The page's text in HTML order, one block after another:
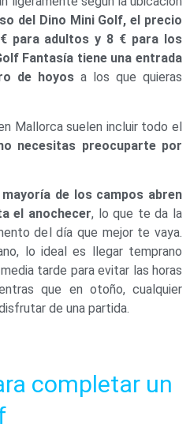
del Dino Mini Golf, el precio
para adultos y 8 € para los
Fantasía tiene una entrada
de hoyos a los que quieras
Mallorca suelen incluir todo el
necesitas preocuparte por
mayoría de los campos abren
el anochecer, lo que te da la
del día que mejor te vaya.
lo ideal es llegar temprano
tarde para evitar las horas
que en otoño, cualquier
de una partida.
completar un